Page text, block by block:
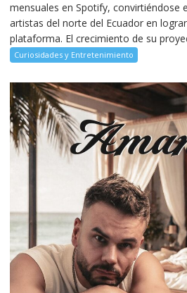
mensuales en Spotify, convirtiéndose
artistas del norte del Ecuador en
plataforma. El crecimiento de su
Curiosidades y Entretenimiento